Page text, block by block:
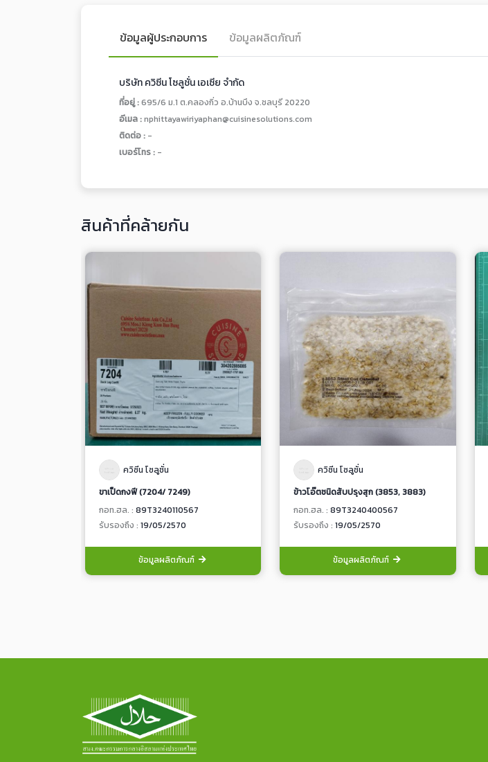
ข้อมูลผู้ประกอบการ ข้อมูลผลิตภัณฑ์
บริษัท ควิซีน โซลูชั่น เอเซีย จำกัด
ที่อยู่ :695/6 ม.1 ต.คลองกิ่ว อ.บ้านบึง จ.ชลบุรี 20220
อีเมล :nphittayawiriyaphan@cuisinesolutions.com
ติดต่อ : -
เบอร์โทร : -
สินค้าที่คล้ายกัน
ควิซีน โซลูชั่น
ขาเป็ดกงฟี (7204/ 7249)
กอท.ฮล. : 89T3240110567
รับรองถึง : 19/05/2570
ข้อมูลผลิตภัณฑ์
ควิซีน โซลูชั่น
ข้าวโอ๊ตชนิดสับปรุงสุก (3853, 3883)
กอท.ฮล. :89T3240400567
รับรองถึง :19/05/2570
ข้อมูลผลิตภัณฑ์